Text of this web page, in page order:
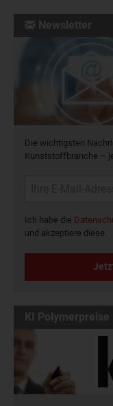
Newsletter
Die wichtigsten
Kunststoffbranche –
Ich habe die
und akzeptiere diese.
KI Polymerpreise